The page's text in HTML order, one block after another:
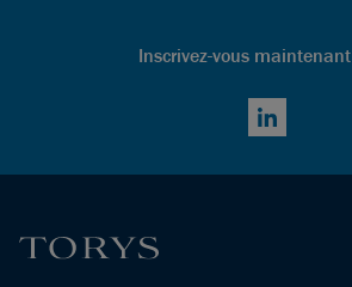
Inscrivez-vous maintenant
LinkedIn